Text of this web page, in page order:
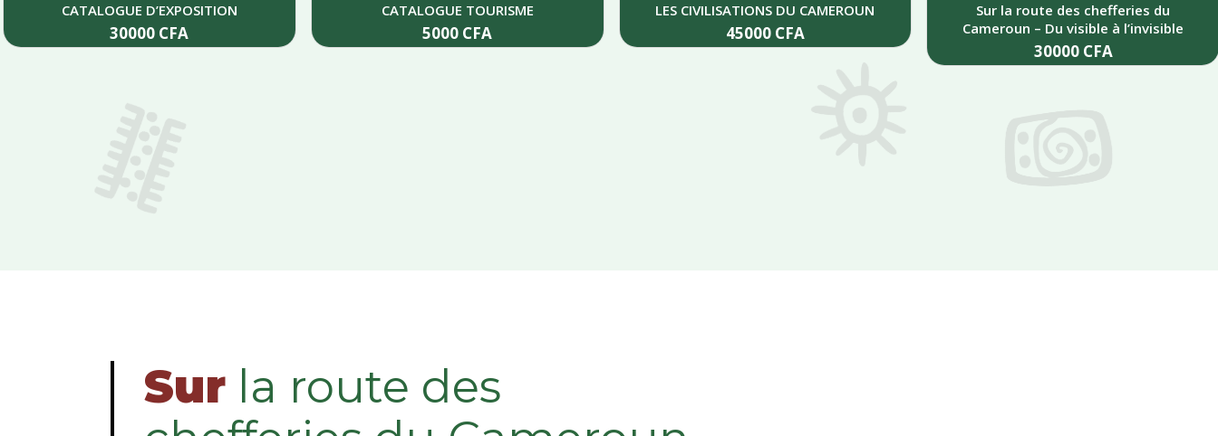
CATALOGUE D’EXPOSITION
30000 CFA
CATALOGUE TOURISME
5000 CFA
LES CIVILISATIONS DU CAMEROUN
45000 CFA
Sur la route des chefferies du
Cameroun – Du visible à l’invisible
30000 CFA
Sur la route des